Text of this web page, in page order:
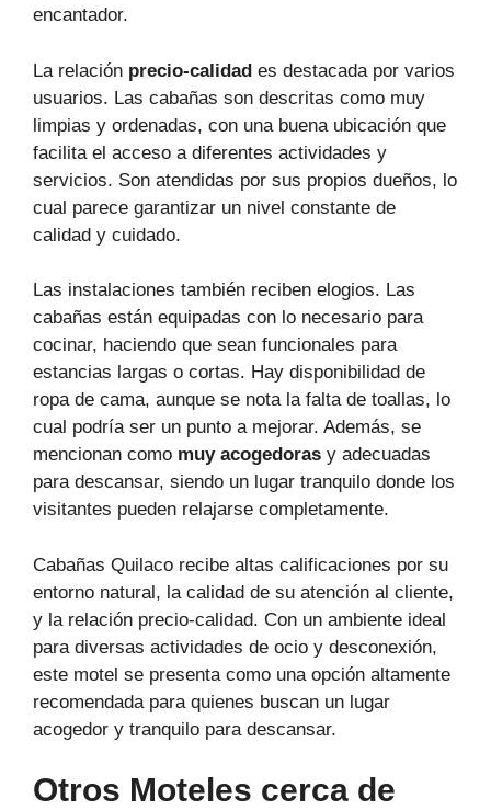
encantador.
La relación precio-calidad es destacada por varios
usuarios. Las cabañas son descritas como muy
limpias y ordenadas, con una buena ubicación que
facilita el acceso a diferentes actividades y
servicios. Son atendidas por sus propios dueños, lo
cual parece garantizar un nivel constante de
calidad y cuidado.
Las instalaciones también reciben elogios. Las
cabañas están equipadas con lo necesario para
cocinar, haciendo que sean funcionales para
estancias largas o cortas. Hay disponibilidad de
ropa de cama, aunque se nota la falta de toallas, lo
cual podría ser un punto a mejorar. Además, se
mencionan como muy acogedoras y adecuadas
para descansar, siendo un lugar tranquilo donde los
visitantes pueden relajarse completamente.
Cabañas Quilaco recibe altas calificaciones por su
entorno natural, la calidad de su atención al cliente,
y la relación precio-calidad. Con un ambiente ideal
para diversas actividades de ocio y desconexión,
este motel se presenta como una opción altamente
recomendada para quienes buscan un lugar
acogedor y tranquilo para descansar.
Otros Moteles cerca de